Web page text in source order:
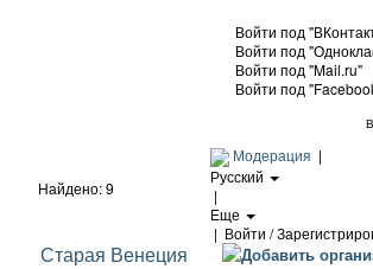
Войти под
Войти под
Войти под "Mail.ru"
Войти под
Модерация |
Русский
|
Еще
| Войти /
Добавить
Найдено: 9
Старая Венеция